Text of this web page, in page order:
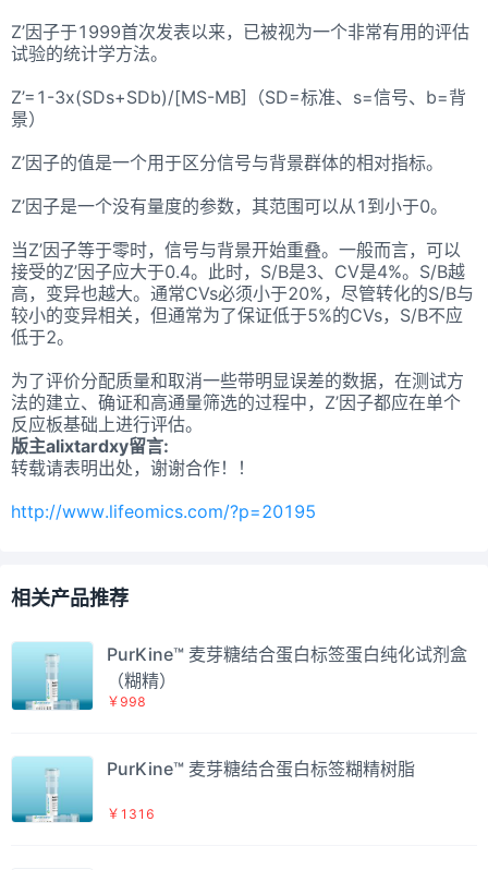
Z’因子于1999首次发表以来，已被视为一个非常有用的评估
试验的统计学方法。
Z’=1-3x(SDs+SDb)/[MS-MB]（SD=标准、s=信号、b=背
景）
Z’因子的值是一个用于区分信号与背景群体的相对指标。
Z’因子是一个没有量度的参数，其范围可以从1到小于0。
当Z’因子等于零时，信号与背景开始重叠。一般而言，可以
接受的Z’因子应大于0.4。此时，S/B是3、CV是4%。S/B越
高，变异也越大。通常CVs必须小于20%，尽管转化的S/B与
较小的变异相关，但通常为了保证低于5%的CVs，S/B不应
低于2。
为了评价分配质量和取消一些带明显误差的数据，在测试方
法的建立、确证和高通量筛选的过程中，Z’因子都应在单个
反应板基础上进行评估。
版主alixtardxy留言:
转载请表明出处，谢谢合作！！
http://www.lifeomics.com/?p=20195
相关产品推荐
PurKine™ 麦芽糖结合蛋白标签蛋白纯化试剂盒
（糊精）
￥998
PurKine™ 麦芽糖结合蛋白标签糊精树脂
￥1316